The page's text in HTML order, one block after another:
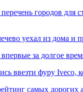
городов для
уехал из дома и
за долгое
ввезти фуру Iveco,
самых дорогих